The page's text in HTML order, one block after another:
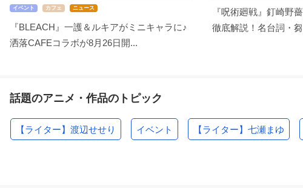
イベント カフェ ニュース
『BLEACH』一護＆ルキアがミニキャラに♪
洒落CAFEコラボが8月26日開...
『呪術廻戦』釘崎野
徹底解説！名台詞・
話題のアニメ・作品のトピック
【ライター】渡辺せせり イベント 【ライター】七瀬まゆ